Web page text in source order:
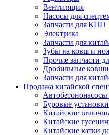
Вентиляция
Насосы для
Запчасти для КПП
Электрика
Запчасти для
Зубы на ковш и
Прочие запчасти
Дробильные ковши
Запчасти для
Продажа китайской
Автобетононасосы
Буровые установки
Китайские
Китайские
Китайские катки